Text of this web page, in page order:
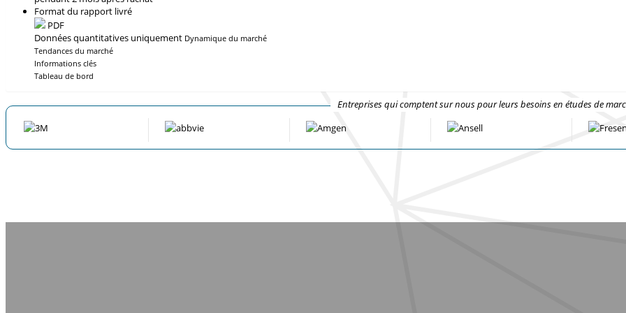
Format du rapport livré
PDF
Données quantitatives uniquement Dynamique du marché
Tendances du marché
Informations clés
Tableau de bord
Entreprises qui comptent sur nous pour leurs besoins en études de